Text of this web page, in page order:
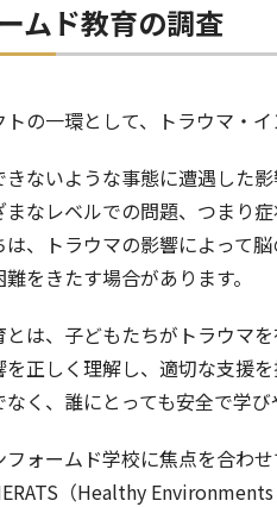
ムド教育の調査
トの一環として、トラウマ・
きないような事態に遭遇した
なレベルでの問題、つまり
、トラウマの影響によって
をきたす場合があります。
とは、子どもたちがトラウマ
正しく理解し、適切な支援
く、誰にとっても安全で学
ォームド学校に焦点を合わ
（Healthy